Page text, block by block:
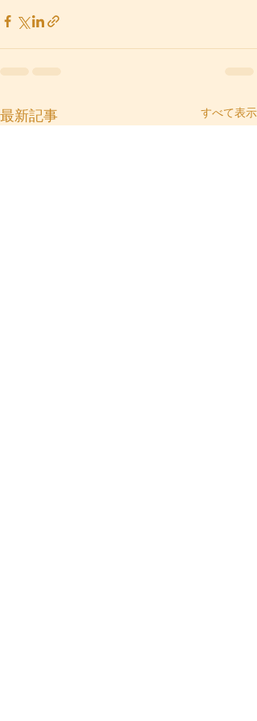
最新記事 すべて表示